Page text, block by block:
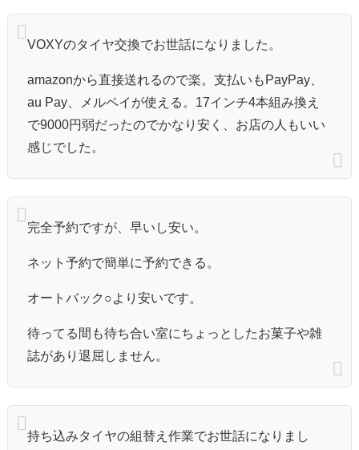
VOXYのタイヤ交換でお世話になりました。
amazonから直接送れるので楽。支払いもPayPay、
au Pay、メルペイが使える。17インチ4本組み換え
で9000円弱だったのでかなり安く、お店の人もいい
感じでした。
完全予約ですが、早いし安い。
ネット予約で簡単に予約できる。
オートバック○より安いです。
待ってる間も待ち合い室にちょっとしたお菓子や雑
誌があり退屈しません。
持ち込みタイヤの組替え作業でお世話になりまし